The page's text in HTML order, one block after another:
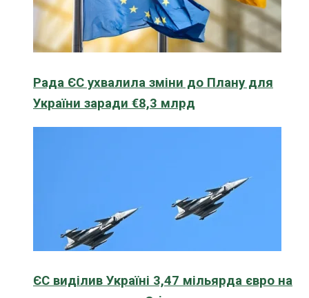
Рада ЄС ухвалила зміни до Плану для
України заради €8,3 млрд
ЄС виділив Україні 3,47 мільярда євро на